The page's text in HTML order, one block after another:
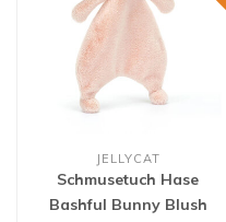
JELLYCAT
Schmusetuch Hase
Bashful Bunny Blush